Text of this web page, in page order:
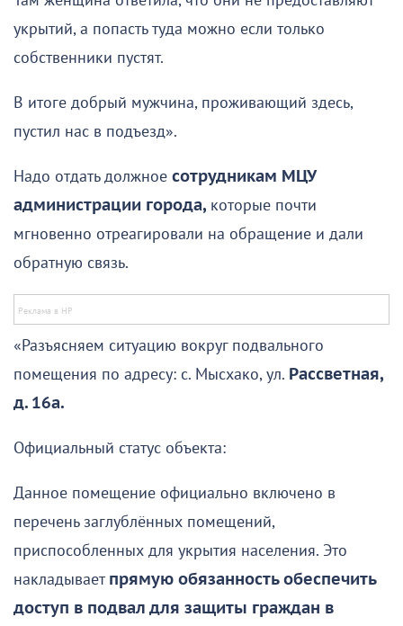
укрытий, а попасть туда можно если только
собственники пустят.
В итоге добрый мужчина, проживающий здесь,
пустил нас в подъезд».
Надо отдать должное сотрудникам МЦУ
администрации города, которые почти
мгновенно отреагировали на обращение и дали
обратную связь.
«Разъясняем ситуацию вокруг подвального
помещения по адресу: с. Мысхако, ул. Рассветная,
д. 16а.
Официальный статус объекта:
Данное помещение официально включено в
перечень заглублённых помещений,
приспособленных для укрытия населения. Это
накладываетпрямую обязанность обеспечить
доступ в подвал для защиты граждан в